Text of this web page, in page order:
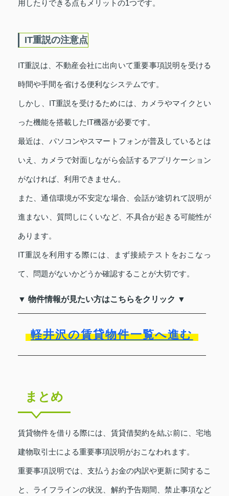
用したりできる点もメリットの1つです。
IT重説の注意点
IT重説は、不動産会社に出向いて重要事項説明を受ける
時間や手間を省ける便利なシステムです。
しかし、IT重説を受けるためには、カメラやマイクとい
った機能を搭載したIT機器が必要です。
最近は、パソコンやスマートフォンが普及しているとは
いえ、カメラで対面しながら会話するアプリケーション
がなければ、利用できません。
また、通信環境が不安定な場合、会話が途切れて説明が
進まない、質問しにくいなど、不具合が起きる可能性が
あります。
IT重説を利用する際には、まず接続テストをおこなっ
て、問題がないかどうか確認することが大切です。
▼ 物件情報が見たい方はこちらをクリック ▼
軽井沢の賃貸物件一覧へ進む
まとめ
賃貸物件を借りる際には、賃貸借契約を結ぶ前に、宅地
建物取引士による重要事項説明がおこなわれます。
重要事項説明では、支払うお金の内訳や更新に関するこ
と、ライフラインの状況、解約予告期間、禁止事項など